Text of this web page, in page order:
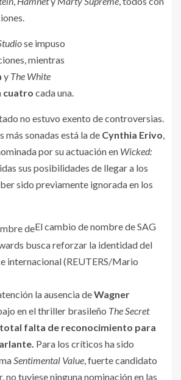
se impuso
mientras
y The White
cuatro cada una.
no estuvo exento de controversias.
más sonadas está la de Cynthia Erivo,
por su actuación en Wicked:
sus posibilidades de llegar a los
sido previamente ignorada en los
El cambio de nombre de SAG
busca reforzar la identidad del
internacional (REUTERS/Mario
la ausencia deWagner
en el thriller brasileño The Secret
falta de reconocimiento para
Para los críticos ha sido
Sentimental Value, fuerte candidato
no tuviese ninguna nominación en las